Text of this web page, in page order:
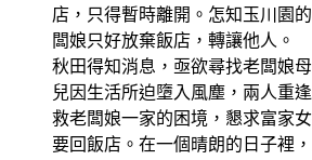
店，只得暫時離開。怎知玉川園
闆娘只好放棄飯店，轉讓他人。
秋田得知消息，亟欲尋找老闆娘
兒因生活所迫墮入風塵，兩人重
救老闆娘一家的困境，懇求富家
要回飯店。在一個晴朗的日子裡